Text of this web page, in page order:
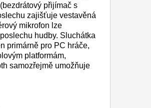
přijímač s
zajišťuje vestavěná
mikrofon lze
hudby. Sluchátka
primárně pro PC hráče,
platformám,
samozřejmě umožňuje